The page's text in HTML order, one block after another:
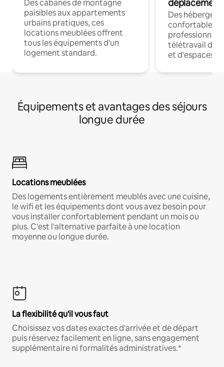
Des cabanes de montagne
paisibles aux appartements
urbains pratiques, ces
locations meublées offrent
tous les équipements d'un
logement standard.
déplacement
Des
confortables
professionnels
télétravail
et d'espaces
Équipements et avantages des séjours
longue durée
Locations meublées
Des logements entièrement meublés avec une cuisine,
le wifi et les équipements dont vous avez besoin pour
vous installer confortablement pendant un mois ou
plus. C'est l'alternative parfaite à une location
moyenne ou longue durée.
La flexibilité qu'il vous faut
Choisissez vos dates exactes d'arrivée et de départ
puis réservez facilement en ligne, sans engagement
supplémentaire ni formalités administratives.*